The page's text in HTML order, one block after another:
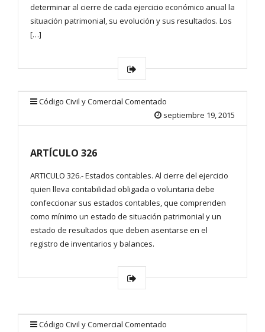
determinar al cierre de cada ejercicio económico anual la
situación patrimonial, su evolución y sus resultados. Los
[…]
Código Civil y Comercial Comentado
septiembre 19, 2015
ARTÍCULO 326
ARTICULO 326.- Estados contables. Al cierre del ejercicio
quien lleva contabilidad obligada o voluntaria debe
confeccionar sus estados contables, que comprenden
como mínimo un estado de situación patrimonial y un
estado de resultados que deben asentarse en el
registro de inventarios y balances.
Código Civil y Comercial Comentado